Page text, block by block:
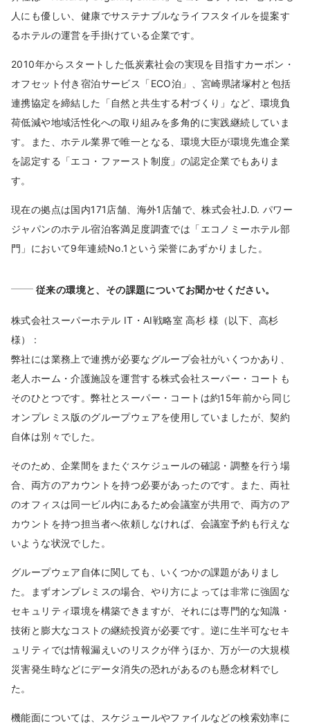
人にも優しい、健康でサステナブルなライフスタイルを提案す
るホテルの運営を手掛けている企業です。
2010年からスタートした低炭素社会の実現を目指すカーボン・
オフセット付き宿泊サービス「ECO泊」、宮崎県諸塚村と包括
連携協定を締結した「自然と共生する村づくり」など、環境負
荷低減や地域活性化への取り組みを多角的に実践継続していま
す。また、ホテル業界で唯一となる、環境大臣が環境先進企業
を認定する「エコ・ファースト制度」の認定企業でもありま
す。
現在の拠点は国内171店舗、海外1店舗で、株式会社J.D. パワー
ジャパンのホテル宿泊客満足度調査では「エコノミーホテル部
門」において9年連続No.1という栄誉にあずかりました。
従来の環境と、その課題についてお聞かせください。
株式会社スーパーホテル IT・AI戦略室 高杉 様（以下、高杉
様） :
弊社には業務上で連携が必要なグループ会社がいくつかあり、
老人ホーム・介護施設を運営する株式会社スーパー・コートも
そのひとつです。弊社とスーパー・コートは約15年前から同じ
オンプレミス版のグループウェアを使用していましたが、契約
自体は別々でした。
そのため、企業間をまたぐスケジュールの確認・調整を行う場
合、両方のアカウントを持つ必要があったのです。また、両社
のオフィスは同一ビル内にあるため会議室が共用で、両方のア
カウントを持つ担当者へ依頼しなければ、会議室予約も行えな
いような状況でした。
グループウェア自体に関しても、いくつかの課題がありまし
た。まずオンプレミスの場合、やり方によっては非常に強固な
セキュリティ環境を構築できますが、それには専門的な知識・
技術と膨大なコストの継続投資が必要です。逆に生半可なセキ
ュリティでは情報漏えいのリスクが伴うほか、万が一の大規模
災害発生時などにデータ消失の恐れがあるのも懸念材料でし
た。
機能面については、スケジュールやファイルなどの検索効率に